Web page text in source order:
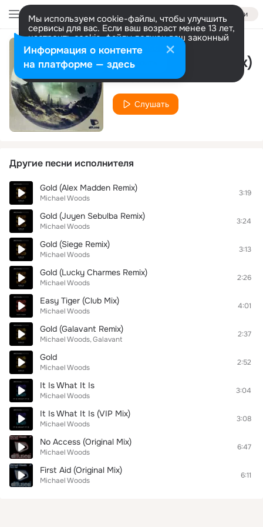
Войти
Мы используем cookie-файлы, чтобы улучшить
сервисы для вас. Если ваш возраст менее 13 лет,
настроить cookie-файлы должен ваш законный
представитель. Больше информации
Разрешить все Настроить
Clanga (Original Mix)
Michael Woods
Слушать
Другие песни исполнителя
Gold (Alex Madden Remix)
Michael Woods
3:19
Gold (Juyen Sebulba Remix)
Michael Woods
3:24
Gold (Siege Remix)
Michael Woods
3:13
Gold (Lucky Charmes Remix)
Michael Woods
2:26
Easy Tiger (Club Mix)
Michael Woods
4:01
Gold (Galavant Remix)
Michael Woods Galavant
2:37
Gold
Michael Woods
2:52
It Is What It Is
Michael Woods
3:04
It Is What It Is (VIP Mix)
Michael Woods
3:08
No Access (Original Mix)
Michael Woods
6:47
First Aid (Original Mix)
Michael Woods
6:11
Информация о контенте
на платформе — здесь